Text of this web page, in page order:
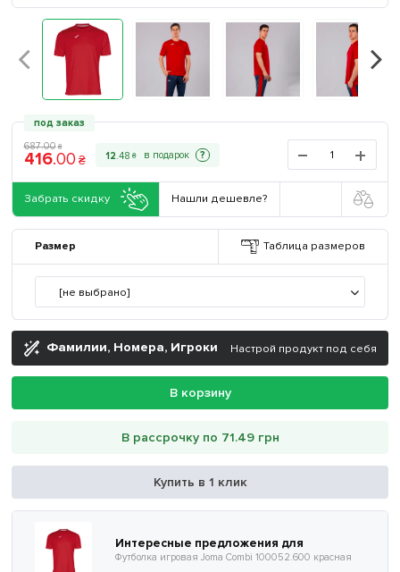
под заказ
687.00 ₴
416.00 ₴ 12.48 ₴ ?
Забрать скидку Нашли дешевле?
Размер Таблица размеров
[не выбрано]
Фамилии, Номера, Игроки Настрой продукт под себя
В корзину
В рассрочку по 71.49 грн
Купить в 1 клик
Интересные предложения для
Футболка игровая Joma Combi 100052.600 красная